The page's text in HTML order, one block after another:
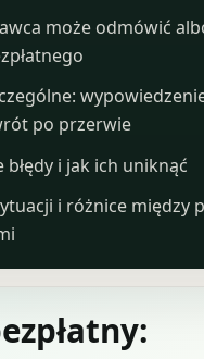
może odmówić
po przerwie
błędy i jak ich uniknąć
i różnice między